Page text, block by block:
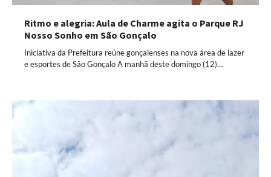
Ritmo e alegria: Aula de Charme agita o Parque RJ
Nosso Sonho em São Gonçalo
Iniciativa da Prefeitura reúne gonçalenses na nova área de lazer
e esportes de São Gonçalo A manhã deste domingo (12)…